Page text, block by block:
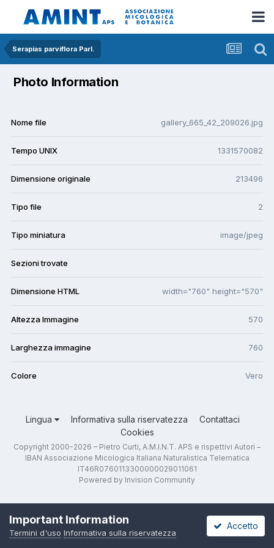
Serapias parviflora Parl.
Photo Information
Nome file gallery_665_42_209026.jpg
Tempo UNIX 1331570082
Dimensione originale 213496
Tipo file 2
Tipo miniatura image/jpeg
Sezioni trovate
Dimensione HTML width="760" height="570"
Altezza Immagine 570
Larghezza immagine 760
Colore Vero
Lingua Informativa sulla riservatezza
Contattaci
Cookies
Copyright 2000-2026 – Pietro Curti, A.M.I.N.T. APS e rispettivi Autori –
IBAN Associazione Micologica Italiana Naturalistica Telematica
IT46R0760113300000029011061
Powered by Invision Community
Important Information
Termini d'uso Informativa sulla riservatezza
Accetto